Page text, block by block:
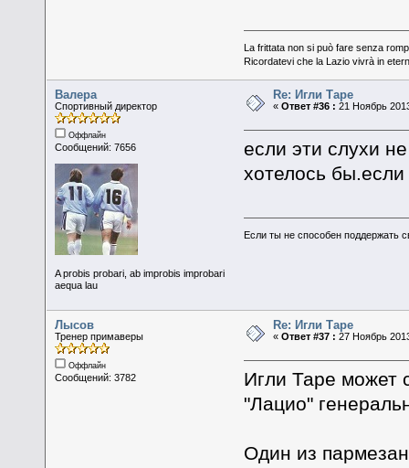
La frittata non si può fare senza
Ricordatevi che la Lazio vivrà in
Валера
Спортивный директор
Оффлайн
Сообщений: 7656
A probis probari, ab improbis improbari
aequa lau
Re: Игли Таре
«Ответ #36 : 21 Ноябрь
если эти слухи
хотелось бы.если
Если ты не способен поддержать
Лысов
Тренер примаверы
Оффлайн
Сообщений: 3782
Re: Игли Таре
«Ответ #37 : 27 Ноябрь
Игли Таре может
"Лацио"
Один из